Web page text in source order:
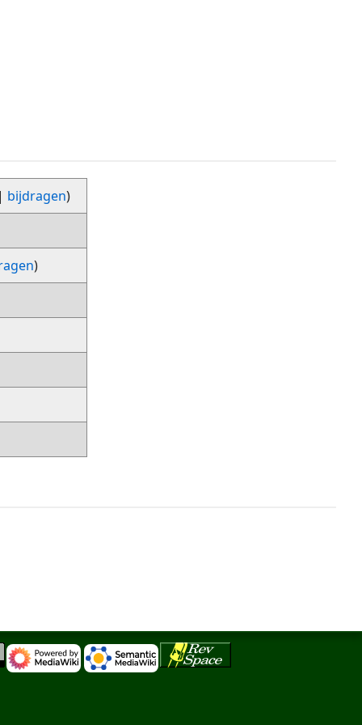
| bijdragen)
)